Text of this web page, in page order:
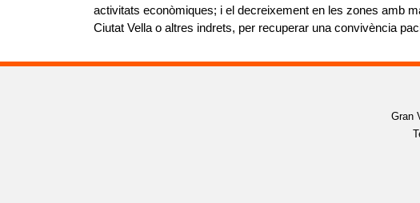
activitats econòmiques; i el decreixement en les zones amb
Ciutat Vella o altres indrets, per recuperar una convivència
Gran